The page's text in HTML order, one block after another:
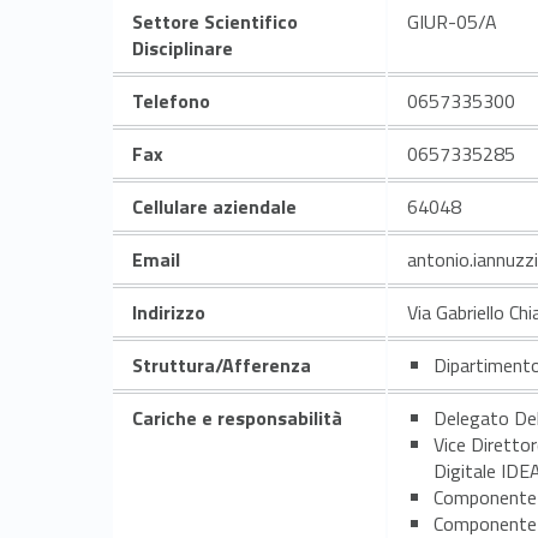
Settore Scientifico
Disciplinare
GIUR-05/A
Telefono
0657335300
Fax
0657335285
Cellulare aziendale
64048
Email
Indirizzo
Via Gabriello
Struttura/Afferenza
Cariche e responsabilità
Delegato
Vice
Digitale